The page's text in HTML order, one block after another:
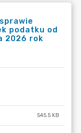
podatku od
2026 rok
545.5 KB